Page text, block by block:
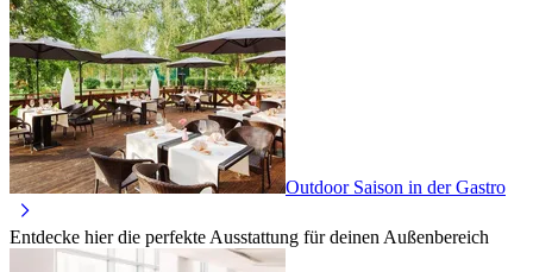
Outdoor Saison in der Gastro
Entdecke hier die perfekte Ausstattung für deinen Außenbereich